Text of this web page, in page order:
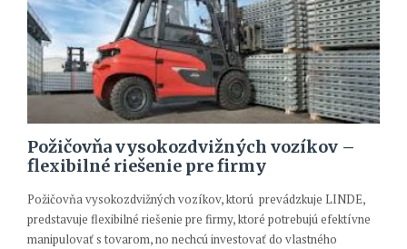
Požičovňa vysokozdvižných vozíkov –
flexibilné riešenie pre firmy
Požičovňa vysokozdvižných vozíkov, ktorú prevádzkuje LINDE,
predstavuje flexibilné riešenie pre firmy, ktoré potrebujú efektívne
manipulovať s tovarom, no nechcú investovať do vlastného